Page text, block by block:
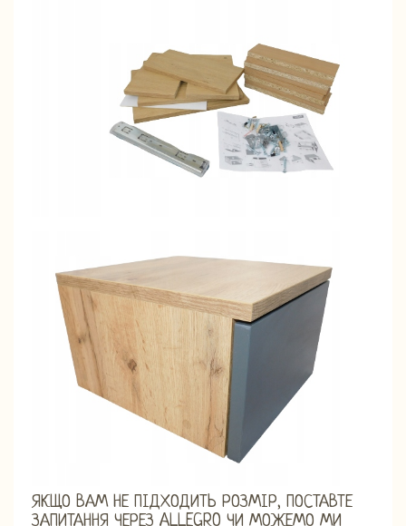
ЯКЩО ВАМ НЕ ПІДХОДИТЬ РОЗМІР, ПОСТАВТЕ
ЗАПИТАННЯ ЧЕРЕЗ ALLEGRO ЧИ МОЖЕМО МИ